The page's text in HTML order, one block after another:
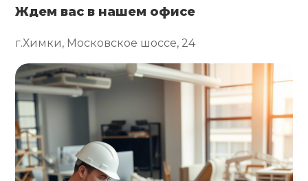
Ждем вас в нашем офисе
г.Химки, Московское шоссе, 24